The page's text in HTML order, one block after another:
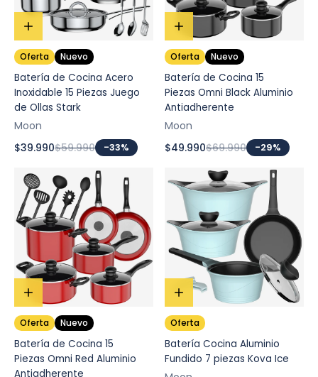
Oferta Nuevo
Batería de Cocina Acero
Inoxidable 15 Piezas Juego
de Ollas Stark
Moon
$39.990$59.990 -33%
Oferta Nuevo
Batería de Cocina 15
Piezas Omni Black Aluminio
Antiadherente
Moon
$49.990$69.990 -29%
Oferta Nuevo
Batería de Cocina 15
Piezas Omni Red Aluminio
Antiadherente
Oferta
Batería Cocina Aluminio
Fundido 7 piezas Kova Ice